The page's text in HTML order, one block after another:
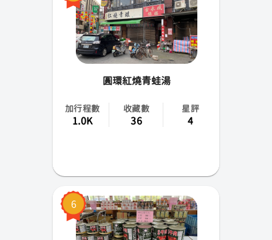
圓環紅燒青蛙湯
加行程數
1.0K
收藏數
36
星評
4
6